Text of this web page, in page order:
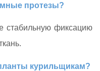
протезы?
стабильную фиксацию
курильщикам?